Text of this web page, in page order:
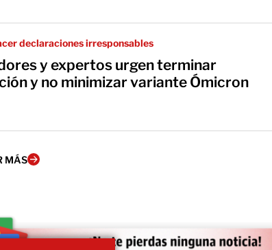
declaraciones irresponsables
y expertos urgen terminar
y no minimizar variante Ómicron
MÁS